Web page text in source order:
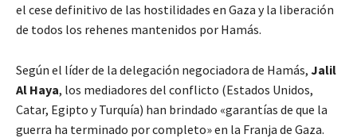
el cese definitivo de las hostilidades en Gaza y la liberación
de todos los rehenes mantenidos por Hamás.
Según el líder de la delegación negociadora de Hamás, Jalil
Al Haya, los mediadores del conflicto (Estados Unidos,
Catar, Egipto y Turquía) han brindado «garantías de que la
guerra ha terminado por completo» en la Franja de Gaza.